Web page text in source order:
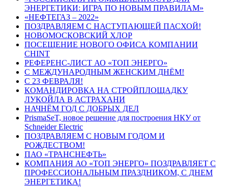
ЭНЕРГЕТИКИ: ИГРА ПО НОВЫМ ПРАВИЛАМ»
«НЕФТЕГАЗ – 2022»
ПОЗДРАВЛЯЕМ С НАСТУПАЮЩЕЙ ПАСХОЙ!
НОВОМОСКОВСКИЙ ХЛОР
ПОСЕЩЕНИЕ НОВОГО ОФИСА КОМПАНИИ
CHINT
РЕФЕРЕНС-ЛИСТ АО «ТОП ЭНЕРГО»
С МЕЖДУНАРОДНЫМ ЖЕНСКИМ ДНЁМ!
С 23 ФЕВРАЛЯ!
КОМАНДИРОВКА НА СТРОЙПЛОЩАДКУ
ЛУКОЙЛА В АСТРАХАНИ
НАЧНЁМ ГОД С ДОБРЫХ ДЕЛ
PrismaSeT, новое решение для построения НКУ от
Schneider Electric
ПОЗДРАВЛЯЕМ С НОВЫМ ГОДОМ И
РОЖДЕСТВОМ!
ПАО «ТРАНСНЕФТЬ»
КОМПАНИЯ АО «ТОП ЭНЕРГО» ПОЗДРАВЛЯЕТ С
ПРОФЕССИОНАЛЬНЫМ ПРАЗДНИКОМ, С ДНЕМ
ЭНЕРГЕТИКА!